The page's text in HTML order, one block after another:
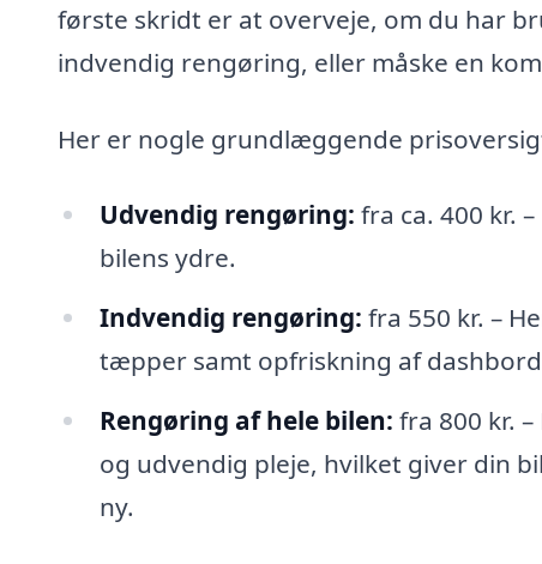
første skridt er at overveje, om du har
indvendig rengøring, eller måske en
Her er nogle grundlæggende
Udvendig rengøring: fra ca. 400 kr.
bilens ydre.
Indvendig rengøring: fra 550 kr. –
tæpper samt opfriskning af
Rengøring af hele bilen: fra 800 kr.
og udvendig pleje, hvilket giver din
ny.